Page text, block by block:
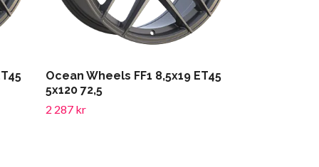
Ocean Wheels FF1 8,5x19 ET45
5x120 72,5
2 287 kr